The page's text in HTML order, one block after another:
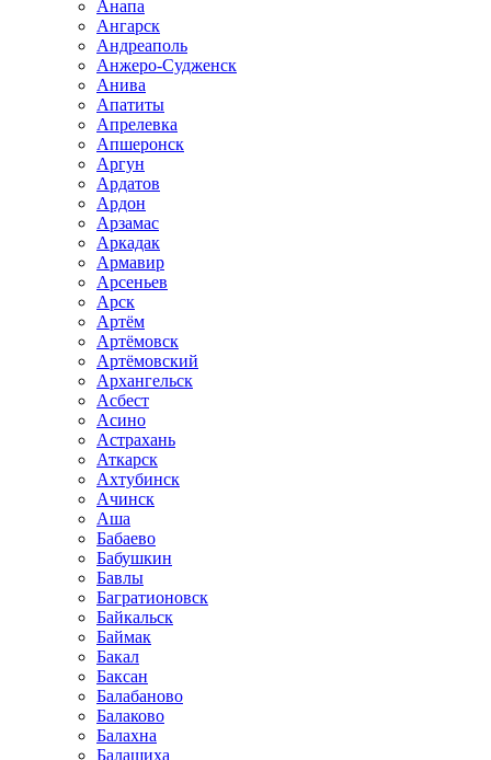
Анапа
Ангарск
Андреаполь
Анжеро-Судженск
Анива
Апатиты
Апрелевка
Апшеронск
Аргун
Ардатов
Ардон
Арзамас
Аркадак
Армавир
Арсеньев
Арск
Артём
Артёмовск
Артёмовский
Архангельск
Асбест
Асино
Астрахань
Аткарск
Ахтубинск
Ачинск
Аша
Бабаево
Бабушкин
Бавлы
Багратионовск
Байкальск
Баймак
Бакал
Баксан
Балабаново
Балаково
Балахна
Балашиха